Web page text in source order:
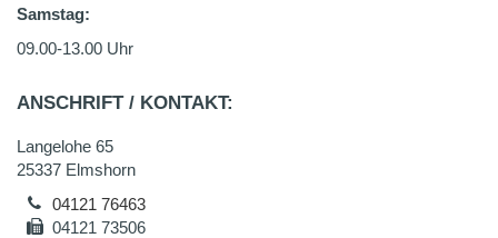
Samstag:
09.00-13.00 Uhr
ANSCHRIFT / KONTAKT:
Langelohe 65
25337 Elmshorn
04121 76463
04121 73506